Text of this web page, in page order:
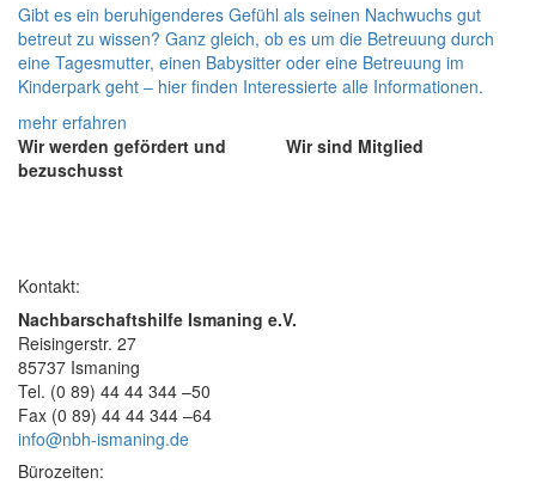
Gibt es ein beruhigenderes Gefühl als seinen Nachwuchs gut
betreut zu wissen? Ganz gleich, ob es um die Betreuung durch
eine Tagesmutter, einen Babysitter oder eine Betreuung im
Kinderpark geht – hier finden Interessierte alle Informationen.
mehr erfahren
Wir werden gefördert und
bezuschusst
Wir sind Mitglied
Kontakt:
Nachbarschaftshilfe Ismaning e.V.
Reisingerstr. 27
85737 Ismaning
Tel. (0 89) 44 44 344 –50
Fax (0 89) 44 44 344 –64
info@nbh-ismaning.de
Bürozeiten: